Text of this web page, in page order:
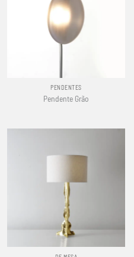
PENDENTES
Pendente Grão